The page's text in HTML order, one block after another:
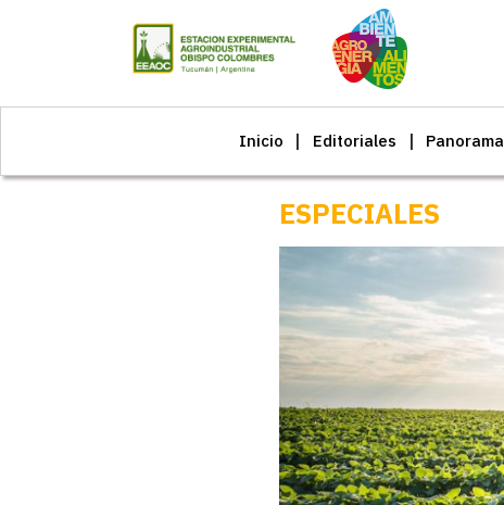
Inicio Editoriales Panorama
ESPECIALES